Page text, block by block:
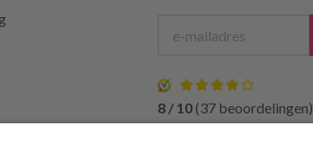
8 / 10(37 beoordelingen)